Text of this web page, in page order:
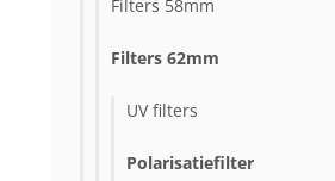
Filters 58mm
Filters 62mm
UV filters
Polarisatiefilter